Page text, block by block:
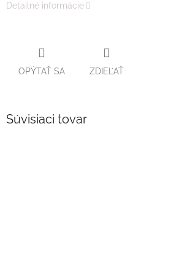
Detailné informácie
OPÝTAŤ SA ZDIEĽAŤ
Súvisiaci tovar